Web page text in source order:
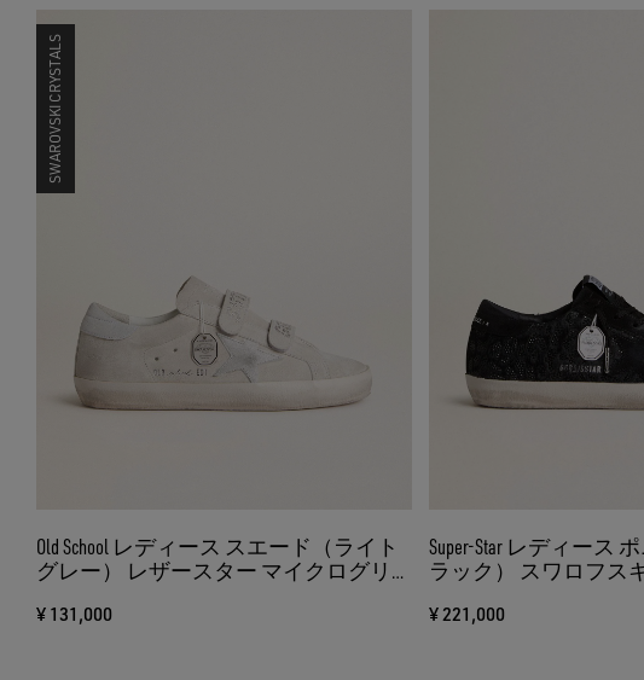
SWAROVSKI CRYSTALS
Old School レディース スエード（ライト
グレー） レザースター マイクログリ
¥ 131,000
Super-Star レディース
ラック） スワロフス
ック）
¥ 221,000